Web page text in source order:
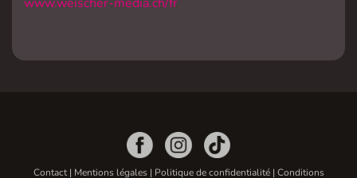
Contact| Mentions légales| Politique de confidentialité| Conditions